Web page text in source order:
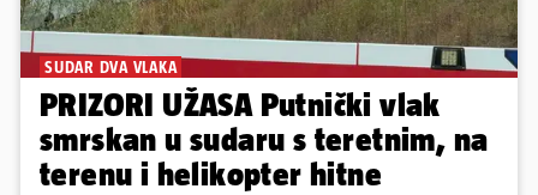
SUDAR DVA VLAKA
PRIZORI UŽASA Putnički vlak
smrskan u sudaru s teretnim, na
terenu i helikopter hitne